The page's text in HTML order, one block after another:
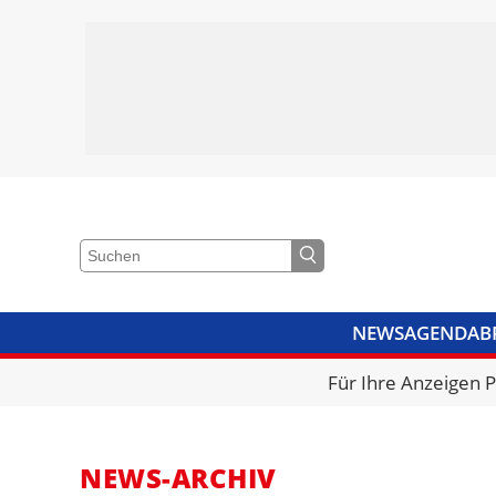
NEWSAGENDA
VIDEOSBIBLIOTHEK
Für Ihre Anzeigen
NEWS-ARCHIV